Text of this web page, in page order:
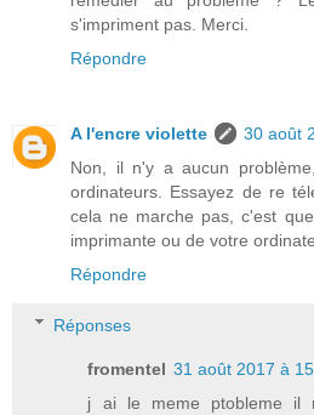
s'impriment pas. Merci.
Répondre
A l'encre violette
30 août
Non, il n'y a aucun
ordinateurs. Essayez de re
cela ne marche pas, c'est
imprimante ou de votre
Répondre
Réponses
fromentel 31 août 2017 à
j ai le meme ptobleme il